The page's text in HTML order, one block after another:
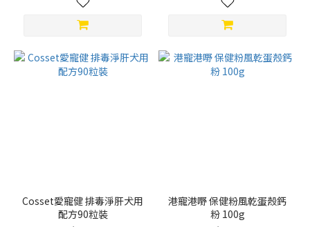
Cosset愛寵健 排毒淨肝犬用
配方90粒裝
港寵港嘢 保健粉風乾蛋殼鈣
粉 100g